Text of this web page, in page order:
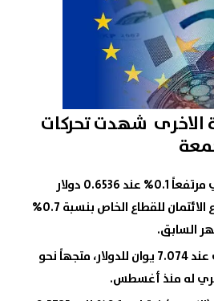
الاخرى شهدت تحركات
يتداول الدولار الأسترالي مرتفعاً 0.1% عند 0.6536 دولار
أميركي، مدعوماً بارتفاع الائتمان للقطاع الخاص بنسبة 0.7%
السابق.
ويستقر اليوان الخارجي عند 7.074 يوان للدولار، متجهاً نحو
له منذ أغسطس.